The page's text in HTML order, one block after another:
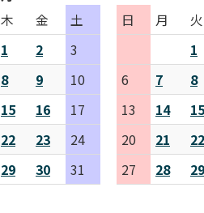
木 金
土
1
2
3
8 9
10
15 16
17
22 23
24
29 30 31
日 月
火
1
6
7
8
13
14
15
20
21
22
27
28 29